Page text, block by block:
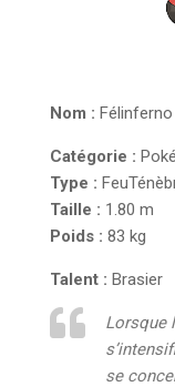
Nom : Félinferno
Catégorie :
Type : Feu
Taille : 1.80 m
Poids : 83 kg
Talent : Brasier
Lorsque
se